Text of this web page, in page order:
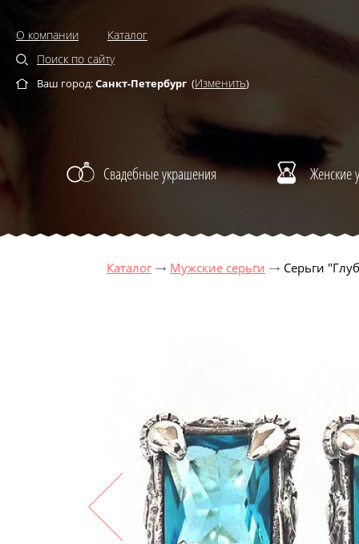
О компании
Каталог
Поиск по сайту
Ваш город:Санкт-Петербург (Изменить)
Свадебные украшения Женские
Каталог Мужские серьги Серьги